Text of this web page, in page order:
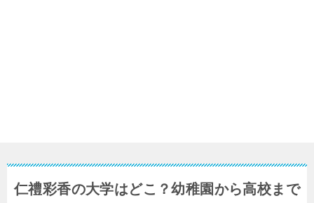
仁禮彩香の大学はどこ？幼稚園から高校まで